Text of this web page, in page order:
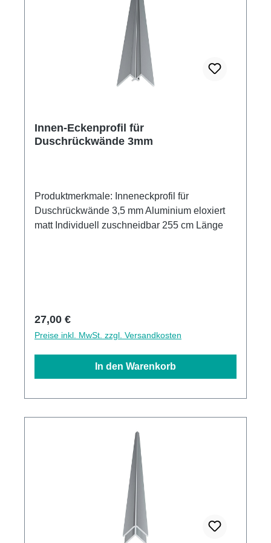
Innen-Eckenprofil für
Duschrückwände 3mm
Produktmerkmale: Inneneckprofil für
Duschrückwände 3,5 mm Aluminium eloxiert
matt Individuell zuschneidbar 255 cm Länge
Regulärer Preis:
27,00 €
Preise inkl. MwSt. zzgl. Versandkosten
In den Warenkorb